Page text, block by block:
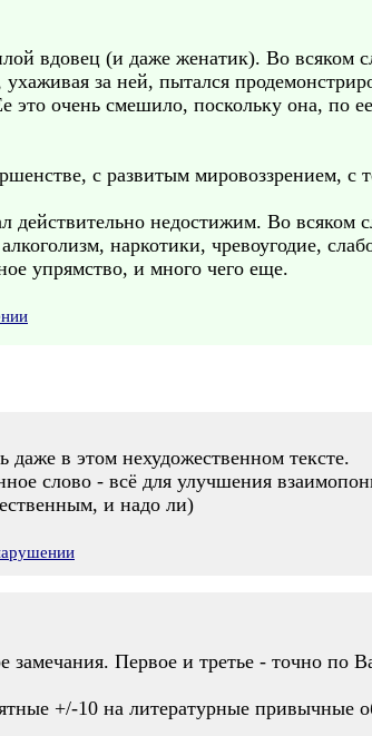
вдовец (и даже женатик). Во всяком
за ней, пытался
очень смешило, поскольку она, по ее
с развитым мировоззрением,
недостижим. Во всяком
наркотики, чревоугодие,
упрямство, и много чего еще.
даже в этом нехудожественном тексте.
слово - всё для улучшения
и надо ли)
Первое и третье - точно по
+/-10 на литературные привычные